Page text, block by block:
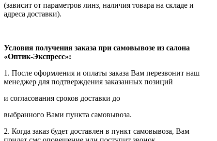
(зависит от параметров линз, наличия товара на складе и
адреса доставки).
Условия получения заказа при самовывозе из салона
«Оптик-Экспресс»:
1. После оформления и оплаты заказа Вам перезвонит наш
менеджер для подтверждения заказанных позиций
и согласования сроков доставки до
выбранного Вами пункта самовывоза.
2. Когда заказ будет доставлен в пункт самовывоза, Вам